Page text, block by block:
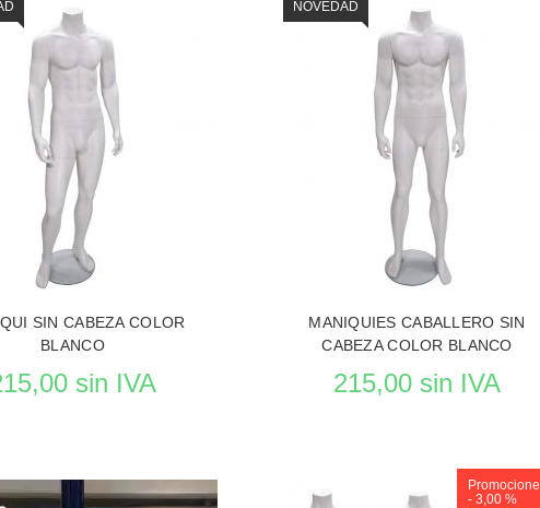
SIN CABEZA COLOR
BLANCO
sin IVA
NOVEDAD
MANIQUIES CABALLERO SIN
CABEZA COLOR BLANCO
215,00 sin IVA
Promocione
- 3,00 %